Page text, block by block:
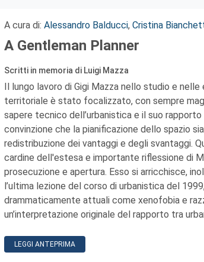
A cura di: Alessandro Balducci, Cristina
A Gentleman Planner
Scritti in memoria di Luigi Mazza
Il lungo lavoro di Gigi Mazza nello studio e
territoriale è stato focalizzato, con sempre
sapere tecnico dell’urbanistica e il suo
convinzione che la pianificazione dello spazio
redistribuzione dei vantaggi e degli svantaggi.
cardine dell'estesa e importante riflessione di
prosecuzione e apertura. Esso si arricchisce,
l’ultima lezione del corso di urbanistica del
drammaticamente attuali come xenofobia e
un’interpretazione originale del rapporto tra
LEGGI ANTEPRIMA